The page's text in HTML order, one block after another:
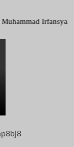
Irfansyah,